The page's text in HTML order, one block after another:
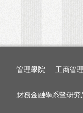
管理學院 工商管
財務金融學系暨研究